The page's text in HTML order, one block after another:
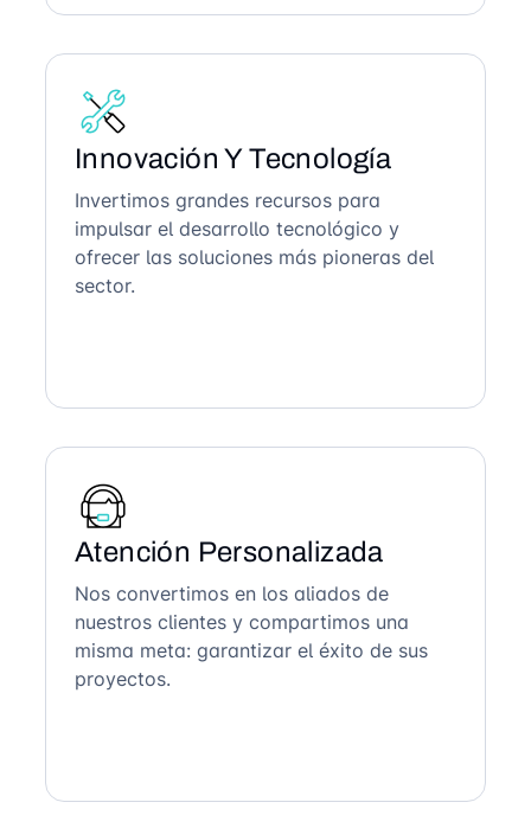
Innovación Y Tecnología
Invertimos grandes recursos para
impulsar el desarrollo tecnológico y
ofrecer las soluciones más pioneras del
sector.
Atención Personalizada
Nos convertimos en los aliados de
nuestros clientes y compartimos una
misma meta: garantizar el éxito de sus
proyectos.